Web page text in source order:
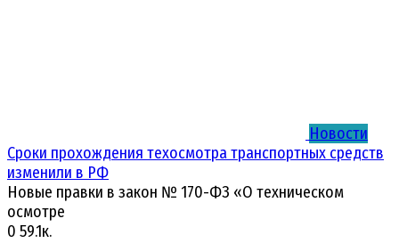
Новости
Сроки прохождения техосмотра транспортных средств
изменили в РФ
Новые правки в закон № 170-ФЗ «О техническом
осмотре
0 59.1к.